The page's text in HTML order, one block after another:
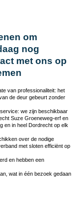
om
nog
met ons op
van professionaliteit: het
de deur gebeurt zonder
we zijn beschikbaar
Suze Groeneweg-erf en
en in heel Dordrecht op elk
over de nodige
met sloten efficiënt op
en hebben een
wat in één bezoek gedaan